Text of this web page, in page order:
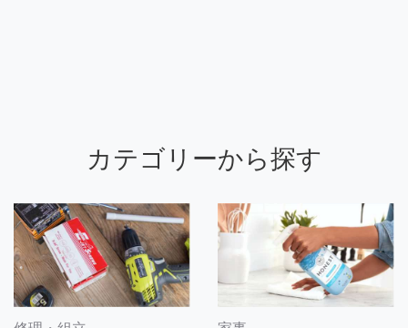
カテゴリーから探す